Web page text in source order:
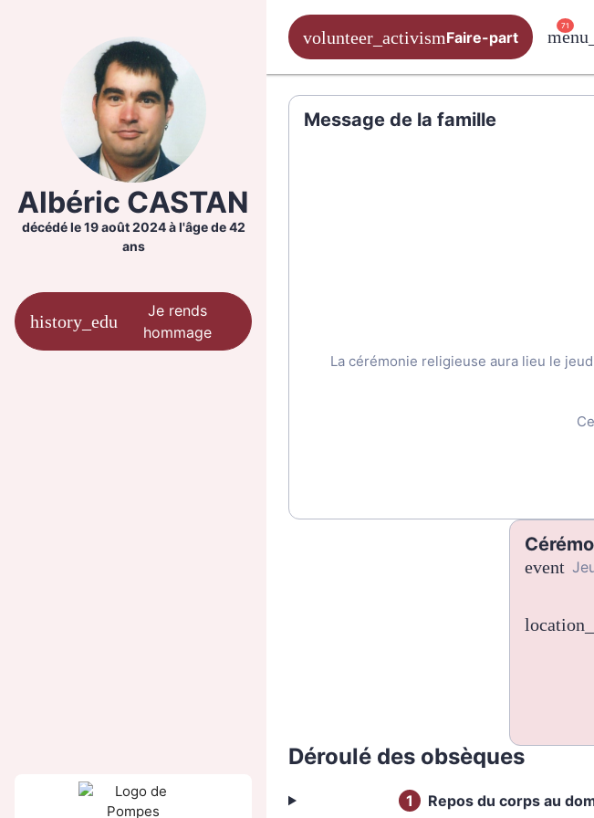
Albéric CASTAN
décédé le 19 août 2024 à l'âge de 42
ans
Je rends
hommage
Faire-part
71
Message de la famille
La cérémonie religieuse aura lieu le
Déroulé des obsèques
Repos du corps au